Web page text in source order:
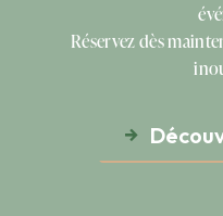
Réservez dès